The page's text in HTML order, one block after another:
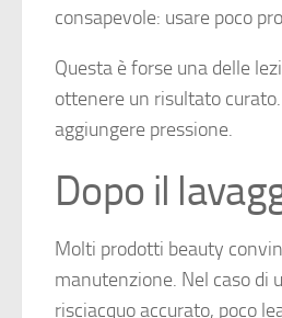
consapevole: usare poco
Questa è forse una delle
ottenere un risultato
aggiungere pressione.
Dopo il
Molti prodotti beauty
manutenzione. Nel caso di
risciacquo accurato, poco